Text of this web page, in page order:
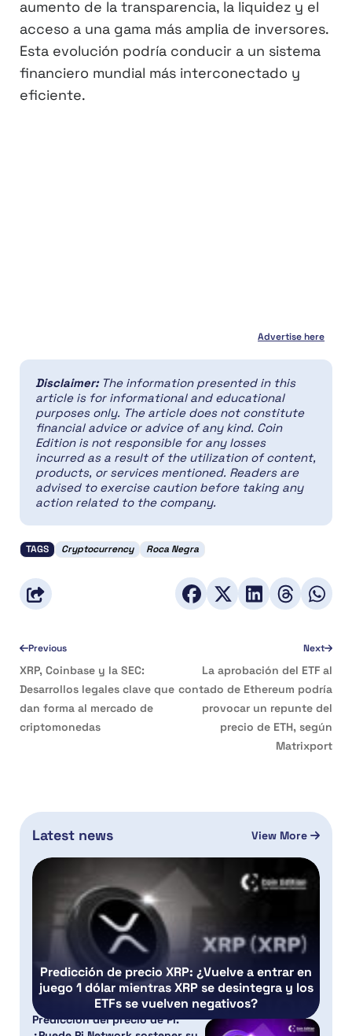
aumento de la transparencia, la liquidez y el
acceso a una gama más amplia de inversores.
Esta evolución podría conducir a un sistema
financiero mundial más interconectado y
eficiente.
Advertise here
Disclaimer: The information presented in this
article is for informational and educational
purposes only. The article does not constitute
financial advice or advice of any kind. Coin
Edition is not responsible for any losses
incurred as a result of the utilization of content,
products, or services mentioned. Readers are
advised to exercise caution before taking any
action related to the company.
TAGS Cryptocurrency Roca Negra
Previous
XRP, Coinbase y la SEC:
Desarrollos legales clave que
dan forma al mercado de
criptomonedas
Next
La aprobación del ETF al
contado de Ethereum podría
provocar un repunte del
precio de ETH, según
Matrixport
Latest news View More
Predicción de precio XRP: ¿Vuelve a entrar en
juego 1 dólar mientras XRP se desintegra y los
ETFs se vuelven negativos?
Predicción del precio de PI: